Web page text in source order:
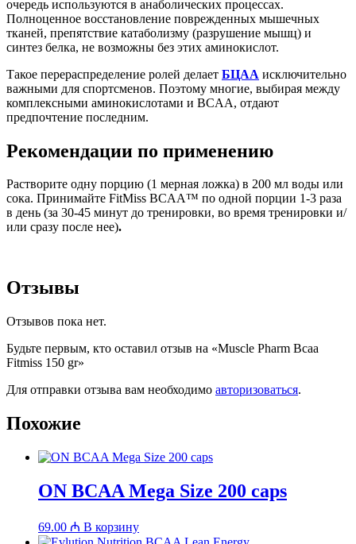
очередь используются в анаболических процессах.
Полноценное восстановление поврежденных мышечных
тканей, препятствие катаболизму (разрушение мышц) и
синтез белка, не возможны без этих аминокислот.
Такое перераспределение ролей делает БЦАА исключительно
важными для спортсменов. Поэтому многие, выбирая между
комплексными аминокислотами и BCAA, отдают
предпочтение последним.
Рекомендации по применению
Растворите одну порцию (1 мерная ложка) в 200 мл воды или
сока. Принимайте FitMiss BCAA™ по одной порции 1-3 раза
в день (за 30-45 минут до тренировки, во время тренировки и/
или сразу после нее).
Отзывы
Отзывов пока нет.
Будьте первым, кто оставил отзыв на «Muscle Pharm Bcaa
Fitmiss 150 gr»
Для отправки отзыва вам необходимо авторизоваться.
Похожие
ON BCAA Mega Size 200 caps
69.00 ₼ В корзину